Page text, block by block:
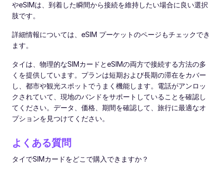
やeSIMは、到着した瞬間から接続を維持したい場合に良い選択
肢です。
詳細情報については、eSIM プーケットのページもチェックでき
ます。
タイは、物理的なSIMカードとeSIMの両方で接続する方法の多
くを提供しています。プランは短期および長期の滞在をカバー
し、都市や観光スポットでうまく機能します。電話がアンロッ
クされていて、現地のバンドをサポートしていることを確認し
てください。データ、価格、期間を確認して、旅行に最適なオ
プションを見つけてください。
よくある質問
タイでSIMカードをどこで購入できますか？